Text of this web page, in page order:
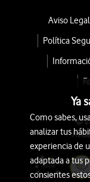
Aviso Legal
Política
©
Ya
Como sabes,
analizar tus
experiencia de
adaptada a tus
consientes